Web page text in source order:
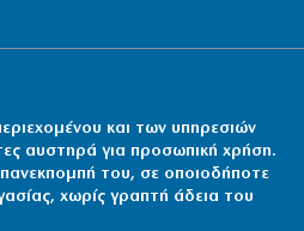
και των υπηρεσιών
αυστηρά για προσωπική χρήση.
του, σε οποιοδήποτε
χωρίς γραπτή άδεια του